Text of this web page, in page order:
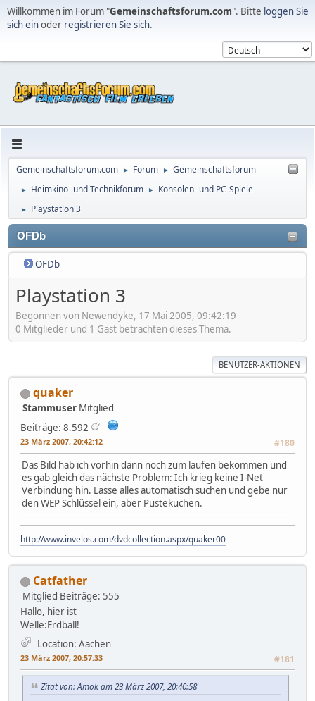
Willkommen im Forum "Gemeinschaftsforum.com". Bitte loggen Sie
sich einoder registrieren Sie sich.
Gemeinschaftsforum.com ► Forum ► Gemeinschaftsforum
► Heimkino- und Technikforum ► Konsolen- und PC-Spiele
► Playstation 3
OFDb
OFDb
Playstation 3
Begonnen von Newendyke, 17 Mai 2005, 09:42:19
0 Mitglieder und 1 Gast betrachten dieses Thema.
BENUTZER-AKTIONEN
quaker
Stammuser Mitglied
Beiträge: 8.592
23 März 2007, 20:42:12 #180
Das Bild hab ich vorhin dann noch zum laufen bekommen und
es gab gleich das nächste Problem: Ich krieg keine I-Net
Verbindung hin. Lasse alles automatisch suchen und gebe nur
den WEP Schlüssel ein, aber Pustekuchen.
http://www.invelos.com/dvdcollection.aspx/quaker00
Catfather
Mitglied Beiträge: 555
Hallo, hier ist
Welle:Erdball!
Location: Aachen
23 März 2007, 20:57:33 #181
Zitat von: Amok am 23 März 2007, 20:40:58